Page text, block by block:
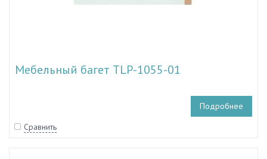
Мебельный багет TLP-1055-01
Подробнее
Сравнить